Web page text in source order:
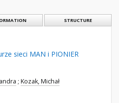
STRUCTURE
sieci MAN i PIONIER
; Kozak, Michał